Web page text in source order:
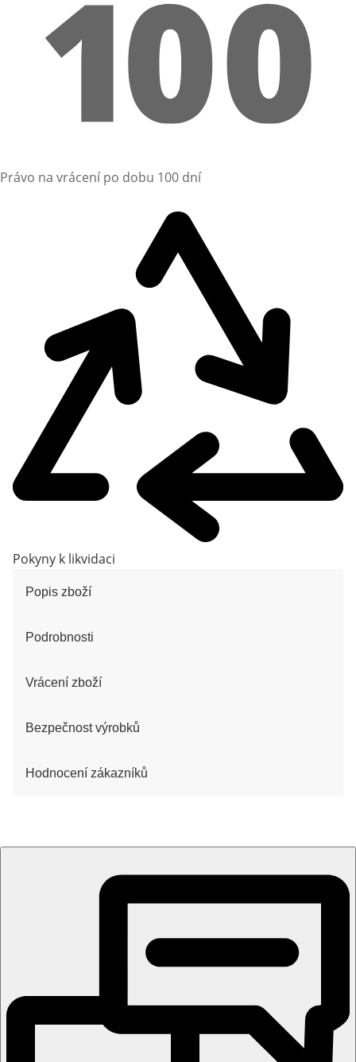
Právo na vrácení po dobu 100 dní
Pokyny k likvidaci
Popis zboží
Podrobnosti
Vrácení zboží
Bezpečnost výrobků
Hodnocení zákazníků